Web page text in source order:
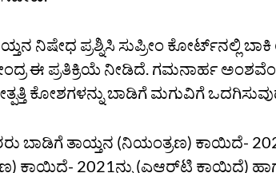
ನಿಷೇಧ ಪ್ರಶ್ನಿಸಿ ಸುಪ್ರೀಂ ಕೋರ್ಟ್‌ನಲ್ಲಿ
ಈ ಪ್ರತಿಕ್ರಿಯೆ ನೀಡಿದೆ. ಗಮನಾರ್ಹ
ಕೋಶಗಳನ್ನು ಬಾಡಿಗೆ ಮಗುವಿಗೆ
ಬಾಡಿಗೆ ತಾಯ್ತನ (ನಿಯಂತ್ರಣ) ಕಾಯಿದೆ- 2021
ಕಾಯಿದೆ- 2021ನ್ನು (ಎಆರ್‌ಟಿ ಕಾಯಿದೆ)